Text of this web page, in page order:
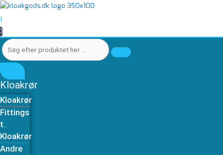
Gå
til
indholdet
|
Søg
produktet
her
…
Kloakrør
Kloakrør
Fittings
t.
Kloakrør
Andre
Søg
produktet
her
…